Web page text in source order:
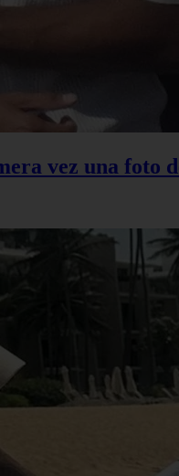
vez una foto